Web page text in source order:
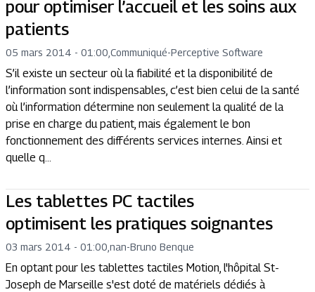
pour optimiser l’accueil et les soins aux
patients
05 mars 2014 - 01:00 Communiqué-Perceptive Software
S’il existe un secteur où la fiabilité et la disponibilité de
l’information sont indispensables, c’est bien celui de la santé
où l’information détermine non seulement la qualité de la
prise en charge du patient, mais également le bon
fonctionnement des différents services internes. Ainsi et
quelle q...
Les tablettes PC tactiles
optimisent les pratiques soignantes
03 mars 2014 - 01:00 nan-Bruno Benque
En optant pour les tablettes tactiles Motion, l'hôpital St-
Joseph de Marseille s'est doté de matériels dédiés à